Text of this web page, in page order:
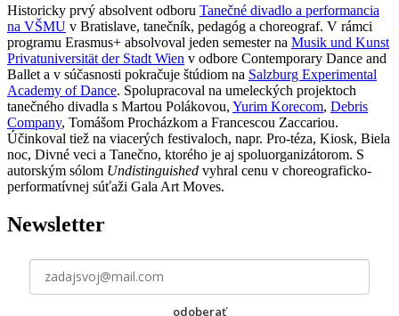
Historicky prvý absolvent odboru Tanečné divadlo a performancia
na VŠMU v Bratislave, tanečník, pedagóg a choreograf. V rámci
programu Erasmus+ absolvoval jeden semester na Musik und Kunst
Privatuniversität der Stadt Wien v odbore Contemporary Dance and
Ballet a v súčasnosti pokračuje štúdiom na Salzburg Experimental
Academy of Dance. Spolupracoval na umeleckých projektoch
tanečného divadla s Martou Polákovou, Yurim Korecom, Debris
Company, Tomášom Procházkom a Francescou Zaccariou.
Účinkoval tiež na viacerých festivaloch, napr. Pro-téza, Kiosk, Biela
noc, Divné veci a Tanečno, ktorého je aj spoluorganizátorom. S
autorským sólom Undistinguished vyhral cenu v choreograficko-
performatívnej súťaži Gala Art Moves.
Newsletter
odoberať